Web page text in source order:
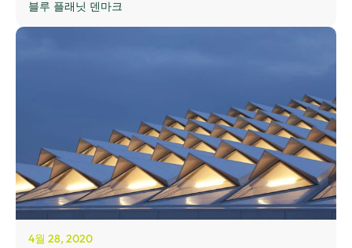
블루 플래닛 덴마크
4월 28, 2020